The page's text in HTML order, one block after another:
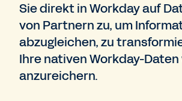
Sie direkt in Workday auf
von Partnern zu, um
abzugleichen, zu
Ihre nativen Workday-
anzureichern.